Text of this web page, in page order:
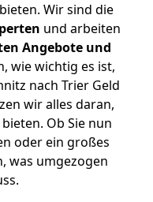
Wir sind die
und arbeiten
Angebote und
wie wichtig es ist,
nach Trier Geld
wir alles daran,
Ob Sie nun
oder ein großes
was umgezogen